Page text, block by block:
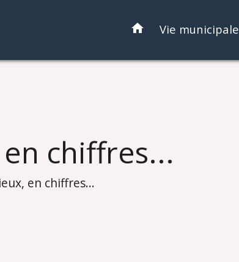
home Vie municipale
chiffres...
en chiffres...